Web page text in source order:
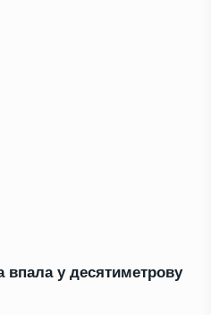
впала у десятиметрову